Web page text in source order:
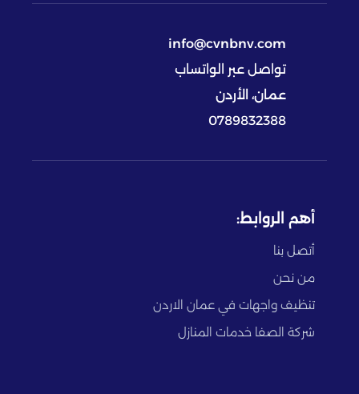
info@cvnbnv.com
تواصل عبر الواتساب
عمان، الأردن
0789832388
أهم الروابط:
أتصل بنا
من نحن
تنظيف واجهات في عمان الاردن
شركة الصفا خدمات المنازل